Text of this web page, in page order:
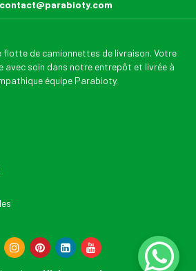
contact@parabioty.com
flotte de camionnettes de livraison. Votre
avec soin dans notre entrepôt et livrée à
équipe Parabioty.